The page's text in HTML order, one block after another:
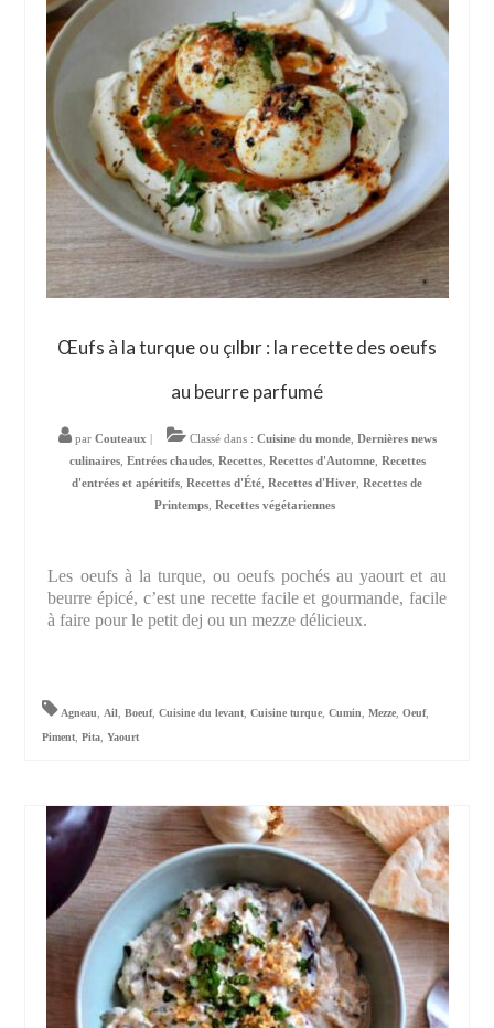
Œufs à la turque ou çılbır : la recette des oeufs
au beurre parfumé
par Couteaux Classé dans : Cuisine du monde, Dernières news
culinaires, Entrées chaudes, Recettes, Recettes d'Automne, Recettes
d'entrées et apéritifs Recettes d'Été Recettes d'Hiver Recettes de
Printemps, Recettes végétariennes
Les oeufs à la turque, ou oeufs pochés au yaourt et au
beurre épicé, c’est une recette facile et gourmande, facile
à faire pour le petit dej ou un mezze délicieux.
Agneau,Ail,Boeuf,Cuisine du levant,Cuisine turque,Cumin,Mezze,Oeuf,
Piment,Pita,Yaourt